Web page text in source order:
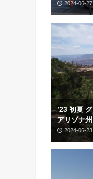
2024-06-27
’23 初夏
アリゾナ
2024-06-23